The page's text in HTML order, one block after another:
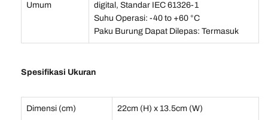
Umum
digital, Standar IEC 61326-1
Suhu Operasi: -40 to +60 °C
Paku Burung Dapat Dilepas: Termasuk
Spesifikasi Ukuran
Dimensi (cm) 22cm (H) x 13.5cm (W)